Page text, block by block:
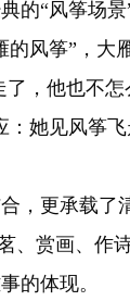
“风筝场景
风筝”，大
了，他也不
她见风筝
更承载了
、赏画、作
的体现。